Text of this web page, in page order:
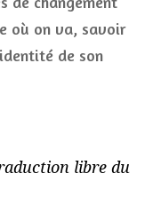
où on va, savoir
de son
libre du